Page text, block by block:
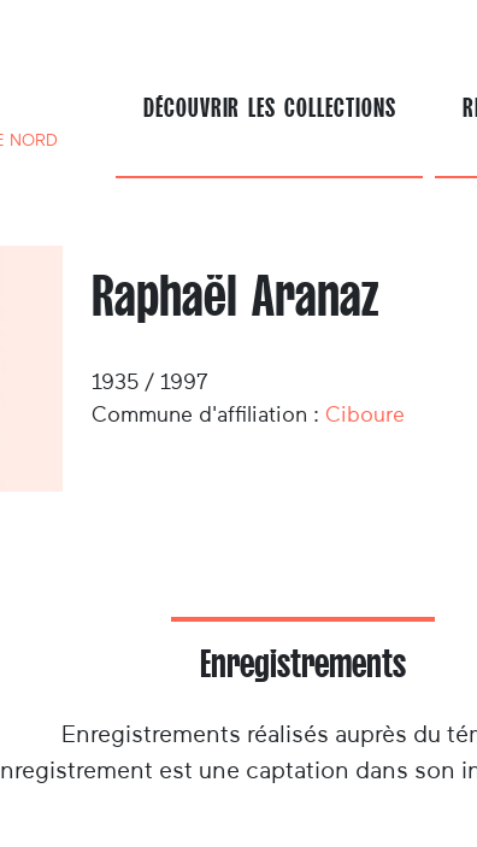
NORD
DÉCOUVRIR LES COLLECTIONS
Raphaël Aranaz
1935 / 1997
Commune d'affiliation :Ciboure
Enregistrements
Enregistrements réalisés auprès du
est une captation dans son